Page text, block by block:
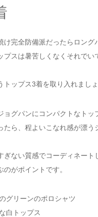
け完全防備派だったらロング
プスは暑苦しくなくそれでい
トップス3着を取り入れましょ
ョグパンにコンパクトなトッ
たら、程よいこなれ感が漂う
ぎない質感でコーディネート
のがポイントです。
グリーンのポロシャツ
白トップス